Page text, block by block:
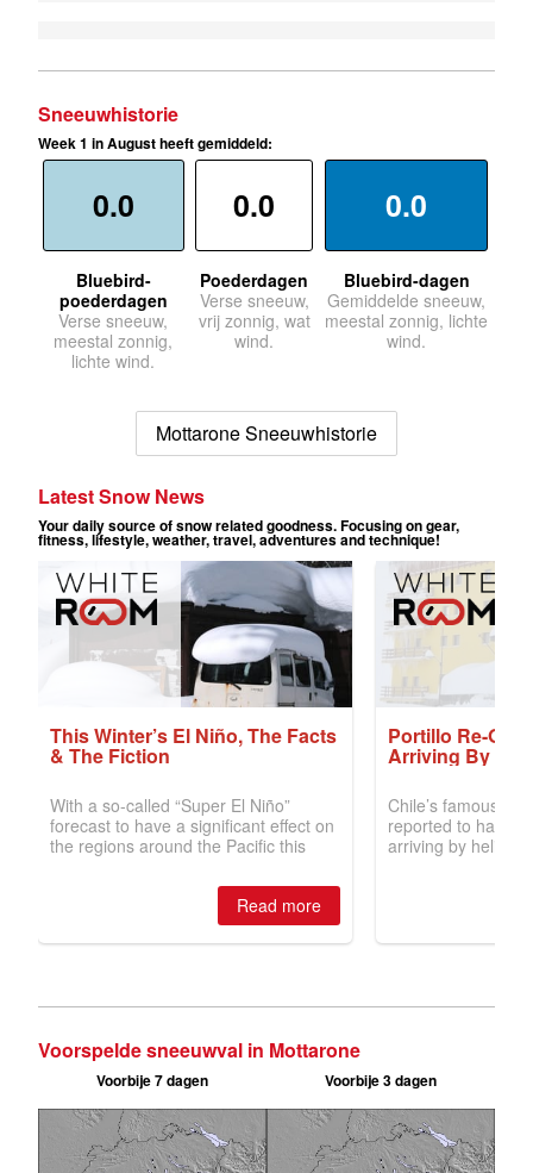
Sneeuwhistorie
Week 1 in August heeft gemiddeld:
0.0
Bluebird-
poederdagen
Verse sneeuw,
meestal zonnig,
lichte wind.
0.0
Poederdagen
Verse sneeuw,
vrij zonnig, wat
wind.
0.0
Bluebird-dagen
Gemiddelde sneeuw,
meestal zonnig, lichte
wind.
Mottarone Sneeuwhistorie
Voorspelde sneeuwval in Mottarone
Voorbije 7 dagen Voorbije 3 dagen